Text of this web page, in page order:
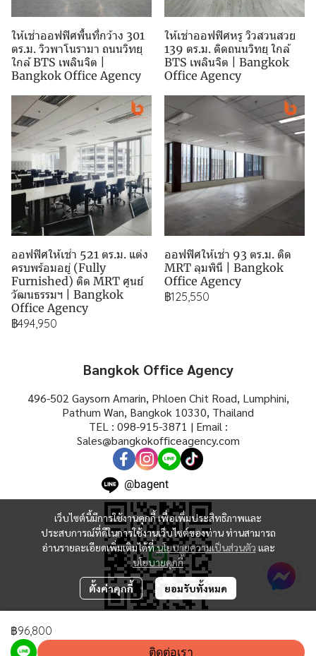
ให้เช่าออฟฟิศพื้นที่กว้าง 301
ตร.ม. วิวพาโนรามา ถนนวิทยุ
ใกล้ BTS เพลินจิต |
Bangkok Office Agency
ให้เช่าออฟฟิศหรู วิวสวนสวย
139 ตร.ม. ติดถนนวิทยุ ใกล้
BTS เพลินจิต | Bangkok
Office Agency
ออฟฟิศให้เช่า 521 ตร.ม. แต่ง
ครบพร้อมอยู่ (Fully
Furnished) ติด MRT ศูนย์
วัฒนธรรมฯ | Bangkok
Office Agency
฿494,950
ออฟฟิศให้เช่า 93 ตร.ม. ติด
MRT ลุมพินี | Bangkok
Office Agency
฿125,550
฿96,800
ติดต่อเรา
เว็บไซต์นี้มีการใช้งานคุกกี้ เพื่อเพิ่มประสิทธิภาพและ
ประสบการณ์ที่ดีในการใช้งานเว็บไซต์ของท่าน ท่านสามารถ
อ่านรายละเอียดเพิ่มเติมได้ที่นโยบายความเป็นส่วนตัว และ
นโยบายคุกกี้
ตั้งค่าคุกกี้ ยอมรับทั้งหมด
Bangkok Office Agency
496-502 Gaysorn Amarin, Phloen Chit Road, Lumphini,
Pathum Wan, Bangkok 10330, Thailand
TEL : 098-915-3871 | Email :
Sales@bangkokofficeagency.com
@bagent
Copyright | All Rights Reserved | Powered by MWE